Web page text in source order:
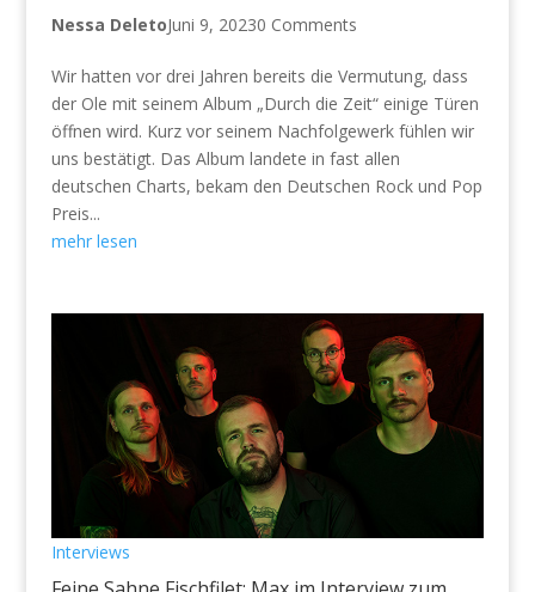
Nessa DeletoJuni 9, 20230 Comments
Wir hatten vor drei Jahren bereits die Vermutung, dass
der Ole mit seinem Album „Durch die Zeit“ einige Türen
öffnen wird. Kurz vor seinem Nachfolgewerk fühlen wir
uns bestätigt. Das Album landete in fast allen
deutschen Charts, bekam den Deutschen Rock und Pop
Preis...
mehr lesen
Interviews